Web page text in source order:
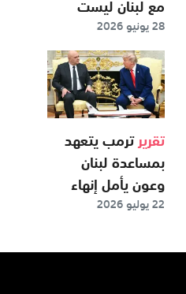
مع لبنان ليست
كبيرة
28 يونيو 2026
تقرير ترمب يتعهد
بمساعدة لبنان
وعون يأمل إنهاء
العداء مع "إسرائيل"
22 يوليو 2026